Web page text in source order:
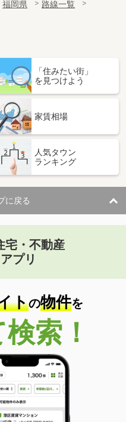
福岡県
路線一覧
「住みたい街」
を見つけよう
家賃相場
人気タウン
ランキング
に戻る
宅・不動産
アプリ
トの物件を
索！